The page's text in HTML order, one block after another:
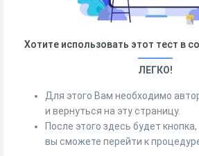
Хотите использовать этот тест в
ЛЕГКО!
Для этого Вам необходимо
и вернуться на эту страницу.
После этого здесь будет
вы сможете перейти к